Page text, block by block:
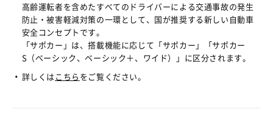
高齢運転者を含めたすべてのドライバーによる交通事故の発生
防止・被害軽減対策の一環として、国が推奨する新しい自動車
安全コンセプトです。
「サポカー」は、搭載機能に応じて「サポカー」「サポカー
S（ベーシック、ベーシック＋、ワイド）」に区分されます。
詳しくは こちら をご覧ください。